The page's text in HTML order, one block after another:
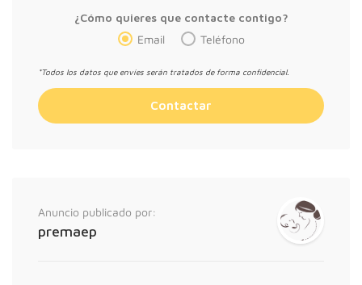
¿Cómo quieres que contacte contigo?
Email
Teléfono
*Todos los datos que envíes serán tratados de forma confidencial.
Anuncio publicado por:
premaep